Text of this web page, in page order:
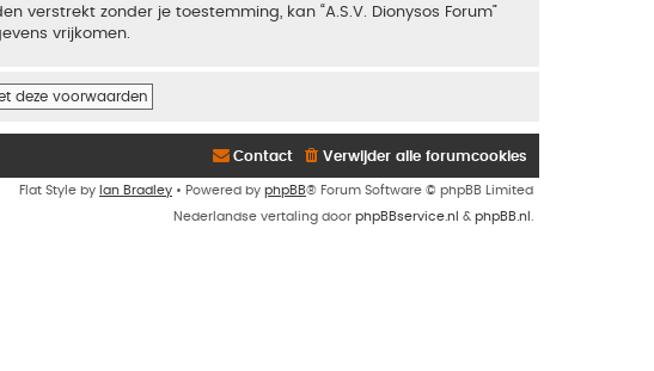
zonder je toestemming, kan “A.S.V. Dionysos Forum”
vrijkomen.
Verwijder alle forumcookies
Contact
Flat Style by Ian Bradley • Powered by phpBB® Forum Software © phpBB Limited
Nederlandse vertaling door phpBBservice.nl & phpBB.nl